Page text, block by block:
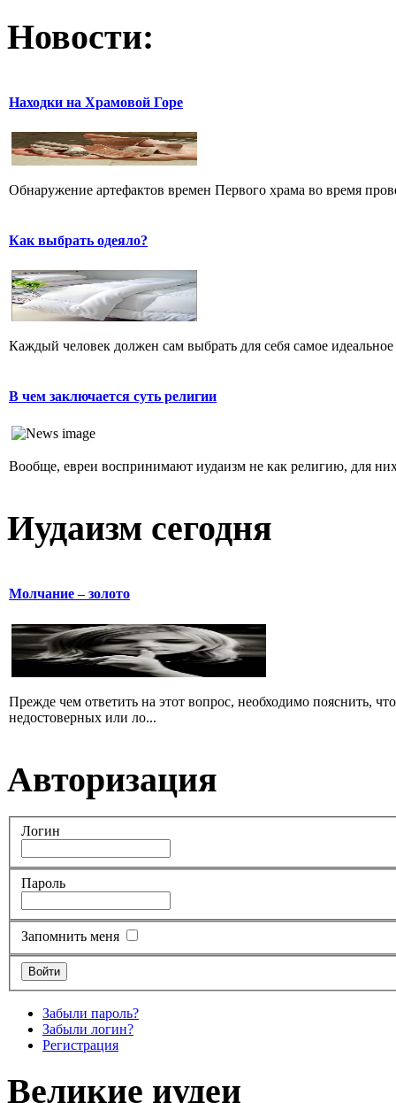
Новости:
Находки на Храмовой Горе
Обнаружение артефактов времен Первого храма во время
Как выбрать одеяло?
Каждый человек должен сам выбрать для себя самое
В чем заключается суть религии
Вообще, евреи воспринимают иудаизм не как религию, для
Иудаизм сегодня
Молчание – золото
Прежде чем ответить на этот вопрос, необходимо пояснить,
недостоверных или ло...
Авторизация
Логин
Пароль
Запомнить меня
Забыли пароль?
Забыли логин?
Регистрация
Великие иудеи